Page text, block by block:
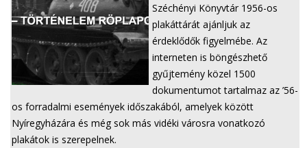
Széchényi Könyvtár 1956-os
plakáttárát ajánljuk az
érdeklődők figyelmébe. Az
interneten is böngészhető
gyűjtemény közel 1500
dokumentumot tartalmaz az ’56-
os forradalmi események időszakából, amelyek között
Nyíregyházára és még sok más vidéki városra vonatkozó
plakátok is szerepelnek.